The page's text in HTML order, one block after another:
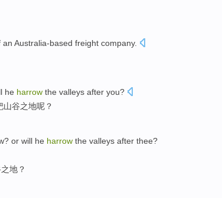
an Australia-based freight company.
he harrow the valleys after you?
山谷之地呢？
? or will he harrow the valleys after thee?
之地？